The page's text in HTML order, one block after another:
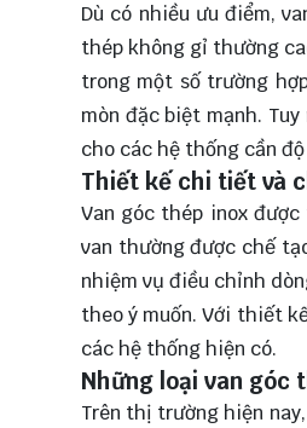
Dù có nhiều ưu điểm,
thép không gỉ thường
trong một số trường
mòn đặc biệt mạnh.
cho các hệ thống cần
Thiết kế chi tiết và
Van góc thép inox
van thường được chế
nhiệm vụ điều chỉnh
theo ý muốn. Với thiết
các hệ thống hiện có.
Những loại van góc
Trên thị trường hiện